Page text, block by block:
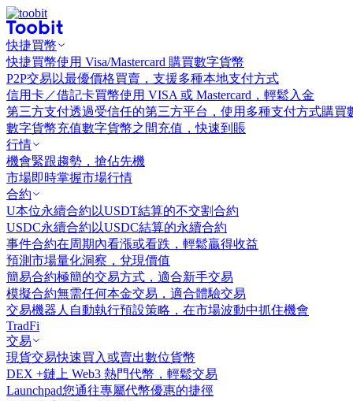
快捷買幣
快捷買幣使用 Visa/Mastercard 購買數字貨幣
P2P交易 以最優價格買賣，支援多種本地支付方式
信用卡／借記卡買幣使用 VISA 或 Mastercard，輕鬆入金
第三方支付透過受信任的第三方平台，使用多種支付方式購買
數字貨幣充值數字貨幣之間充值，快速到賬
行情
機會緊跟趨勢，搶佔先機
市場即時掌握市場行情
合約
U本位永續合約 以USDT結算的不交割合約
USDC永續合約 以USDC結算的永續合約
事件合約在周期內看漲或看跌，輕鬆贏得收益
預測市場量化洞察，兌現價值
簡易合約極簡的交易方式，適合新手交易
模擬合約無需任何本金交易，適合體驗交易
交易機器人 自動執行預設策略，在市場波動中抓住機會
TradFi
交易
現貨交易快速買入或賣出數位貨幣
DEX +鏈上 Web3 熱門代幣，輕鬆交易
Launchpad您通往專屬代幣優惠的捷徑